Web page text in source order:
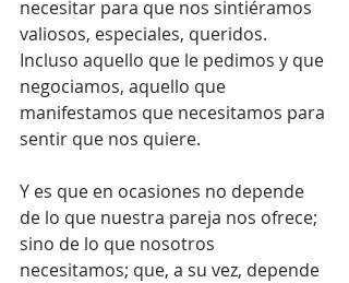
necesitar para que nos sintiéramos
valiosos, especiales, queridos.
Incluso aquello que le pedimos y que
negociamos, aquello que
manifestamos que necesitamos para
sentir que nos quiere.
Y es que en ocasiones no depende
de lo que nuestra pareja nos ofrece;
sino de lo que nosotros
necesitamos; que, a su vez, depende